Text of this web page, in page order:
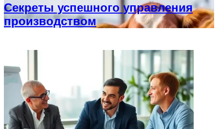
Секреты успешного управления
производством